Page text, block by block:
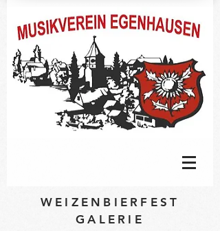
WEIZENBIERFEST
GALERIE